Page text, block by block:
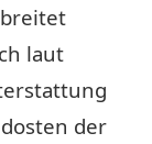
laut
der